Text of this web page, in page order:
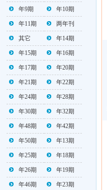
年9期 年10期
年11期 两年刊
其它 年14期
年15期 年16期
年17期 年20期
年21期 年22期
年24期 年28期
年30期 年32期
年48期 年42期
年50期 年13期
年25期 年18期
年26期 年19期
年46期 年23期